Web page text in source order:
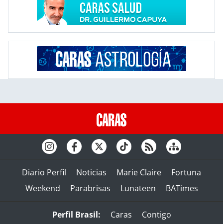
Diario Perfil Noticias Marie Claire
Fortuna
Weekend
Parabrisas Lunateen BATimes
Perfil Brasil: Caras Contigo